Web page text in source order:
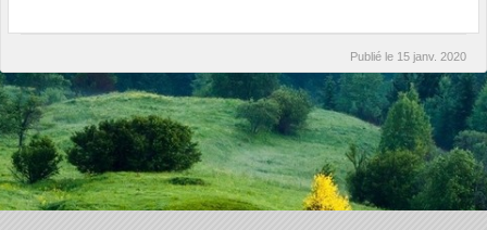
Publié le 15 janv. 2020